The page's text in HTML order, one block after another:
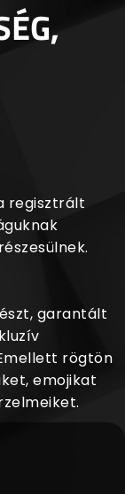
regisztrált
garantált
rögtön
emojikat